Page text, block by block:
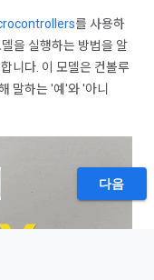
를 사용하
을 실행하는 방법을 알
니다. 이 모델은 컨볼루
말하는 '예'와 '아니
다음